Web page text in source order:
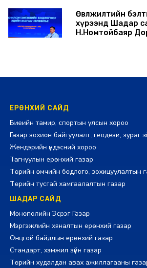
Өвөлжилтийн
хүрээнд Шадар
Н.Номтойбаяр
ЕРӨНХИЙ САЙД
Биеийн тамир, спортын улсын хороо
Газар зохион байгуулалт, геодези, зураг
Жендэрийн үндэсний хороо
Тагнуулын ерөнхий газар
Төрийн өмчийн бодлого, зохицуулалтын
Төрийн тусгай хамгаалалтын газар
ШАДАР САЙД
Монополийн Эсрэг Газар
Мэргэжлийн хяналтын ерөнхий газар
Онцгой байдлын ерөнхий газар
Стандарт, хэмжил зүйн газар
Төрийн худалдан авах ажиллагааны